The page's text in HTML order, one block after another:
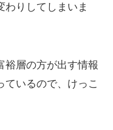
わりしてしまいま
裕層の方が出す情報
いるので、けっこ